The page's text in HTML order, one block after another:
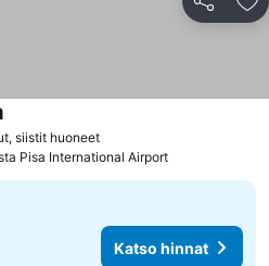
Jaa
siistit huoneetKatso hinnat
Pisa International Airport
Katso hinnat